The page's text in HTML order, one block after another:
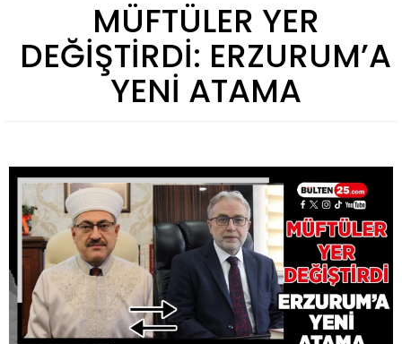
MÜFTÜLER YER
DEĞİŞTİRDİ: ERZURUM’A
YENİ ATAMA